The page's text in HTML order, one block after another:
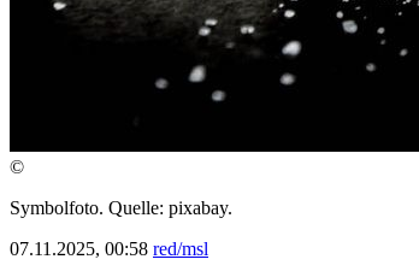
©
Symbolfoto. Quelle: pixabay.
07.11.2025, 00:58 red/msl